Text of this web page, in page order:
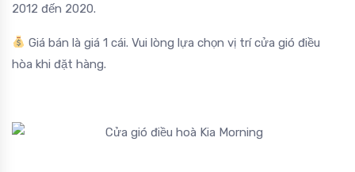
2012 đến 2020.
Giá bán là giá 1 cái. Vui lòng lựa chọn vị trí cửa gió điều
hòa khi đặt hàng.